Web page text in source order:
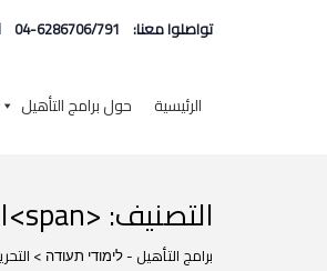
تواصلوا معنا: 04-6286706/791
الرئيسية حول برامج التأهيل
التصنيف: <span>التحرير والتدقيق اللغوي</span>
برامج التأهيل - לימודי תעודה >